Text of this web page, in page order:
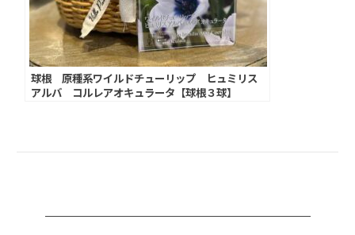
球根 原種系ワイルドチューリップ ヒュミリス
アルバ コルレアオキュラータ【球根３球】